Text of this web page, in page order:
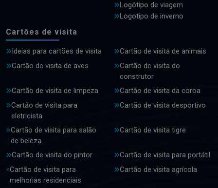
Logótipo de viagem
Logotipo de inverno
Cartões de visita
Ideias para cartões de visita
Cartão de visita de animais
Cartão de visita de aves
Cartão de visita do
construtor
Cartão de visita de limpeza
Cartão de visita da coroa
Cartão de visita para
eletricista
Cartão de visita desportivo
Cartão de visita para salão
de beleza
Cartão de visita tigre
Cartão de visita do pintor
Cartão de visita para portátil
Cartão de visita para
melhorias residenciais
Cartão de visita agrícola